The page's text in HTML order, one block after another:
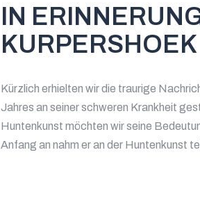
IN
KURPERSHOEK
Kürzlich erhielten wir die traurige
Jahres an seiner schweren Krankheit
Huntenkunst möchten wir seine
Anfang an nahm er an der Huntenkunst